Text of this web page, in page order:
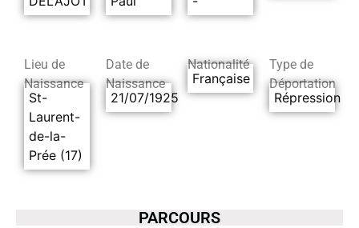
Lieu de
Naissance
St-
Laurent-
de-la-
Prée (17)
Date de
Naissance
21/07/1925
Nationalité
Française
Type de
Déportation
Répression
PARCOURS